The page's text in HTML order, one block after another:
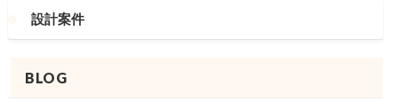
設計案件
BLOG